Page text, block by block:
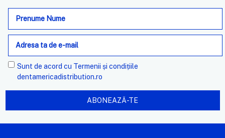
Adresa
e-
mail
Sunt de acord cu Termenii și condițiile
dentamericadistribution.ro